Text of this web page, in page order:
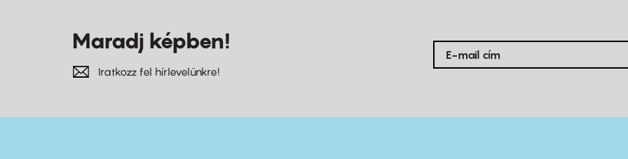
Maradj képben!
Iratkozz fel hírlevelünkre!